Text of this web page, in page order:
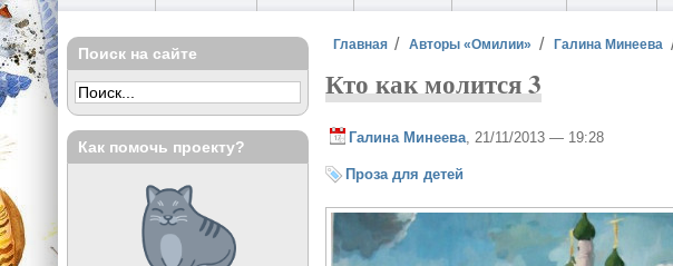
Вы здесь
Главная Авторы «Омилии» Галина Минеева
Кто как молится 3
Галина Минеева , 21/11/2013 — 19:28
Проза для детей
Поиск на сайте
Как помочь проекту?